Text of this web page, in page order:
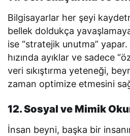
Bilgisayarlar her şeyi
bellek doldukça
ise “stratejik unutma” yapar.
hızında ayıklar ve sadece
veri sıkıştırma yeteneği,
zaman optimize etmesini
12. Sosyal ve Mimik
İnsan beyni, başka bir